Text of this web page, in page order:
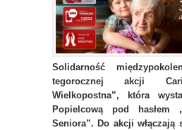
Solidarność
tegorocznej akcji
Wielkopostna”, która
Popielcową pod hasłem
Seniora”. Do akcji włączają